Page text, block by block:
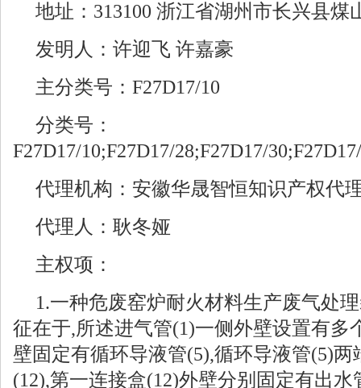
地址：313100 浙江省湖州市长兴县煤
发明人：许迎飞 许嘉豪
主分类号：F27D17/10
分类号：
F27D17/10;F27D17/28;F27D17/
代理机构：安徽华晟智恒知识产权代
代理人：耿冬娅
主权项：
1.一种危废窑炉耐火材料生产废气处
征在于,所述进气管(1)一侧外壁设置有多
壁固定有循环导液管(5),循环导液管(5)
(12),第一连接盒(12)外壁分别固定有出水